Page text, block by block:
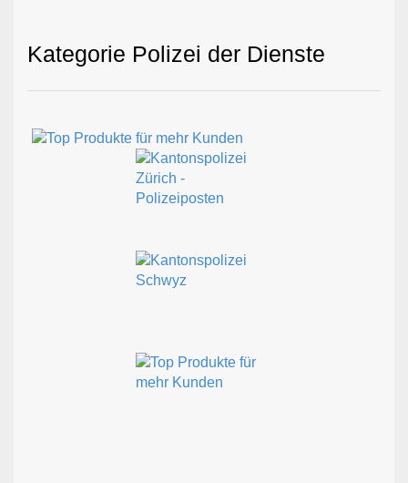
Kategorie Polizei der Dienste